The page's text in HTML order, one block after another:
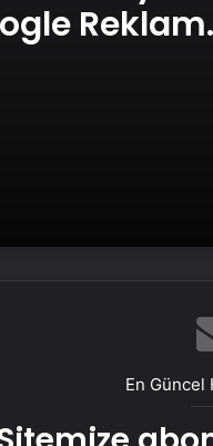
Reklam
En Güncel